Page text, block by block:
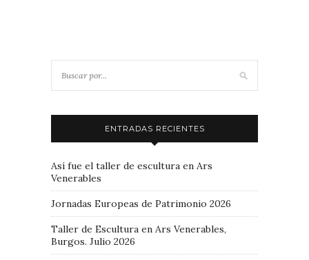
ENTRADAS RECIENTES
Así fue el taller de escultura en Ars
Venerables
Jornadas Europeas de Patrimonio 2026
Taller de Escultura en Ars Venerables,
Burgos. Julio 2026